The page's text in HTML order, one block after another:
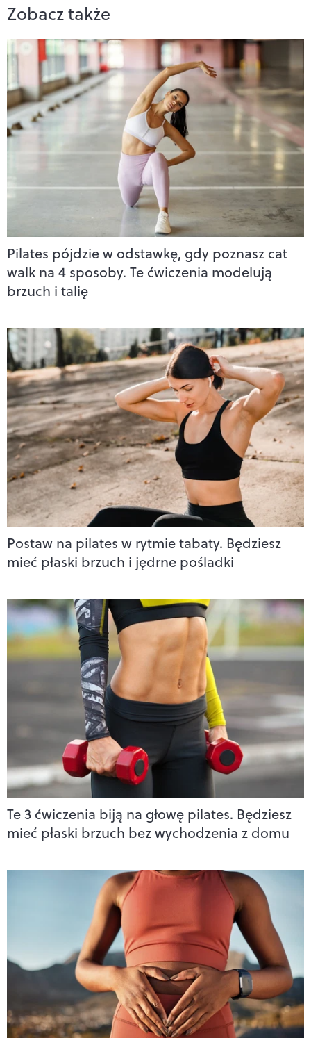
Zobacz także
Pilates pójdzie w odstawkę, gdy poznasz cat
walk na 4 sposoby. Te ćwiczenia modelują
brzuch i talię
Postaw na pilates w rytmie tabaty. Będziesz
mieć płaski brzuch i jędrne pośladki
Te 3 ćwiczenia biją na głowę pilates. Będziesz
mieć płaski brzuch bez wychodzenia z domu